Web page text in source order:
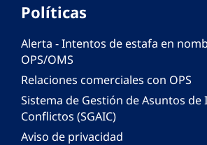
Políticas
Alerta - Intentos de estafa en
OPS/OMS
Relaciones comerciales con OPS
Sistema de Gestión de Asuntos
Conflictos (SGAIC)
Aviso de privacidad